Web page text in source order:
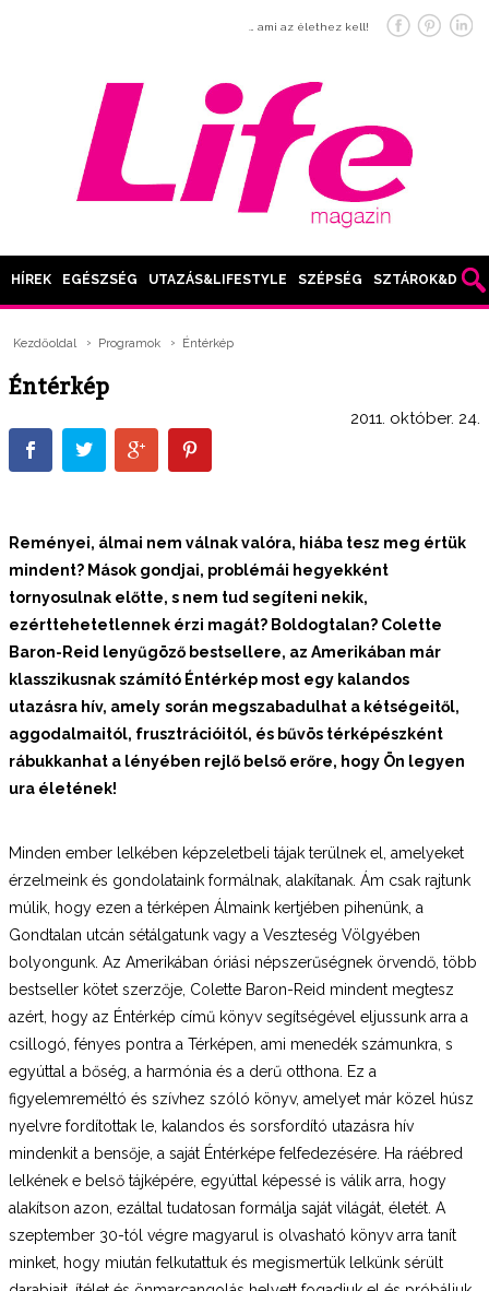
… ami az élethez kell!
HÍREK EGÉSZSÉG UTAZÁS&LIFESTYLE SZÉPSÉG SZTÁROK&DIVAT
Kezdőoldal Programok Éntérkép
Éntérkép
2011. október. 24.
Reményei, álmai nem válnak valóra, hiába tesz meg értük
mindent? Mások gondjai, problémái hegyekként
tornyosulnak előtte, s nem tud segíteni nekik,
ezérttehetetlennek érzi magát? Boldogtalan? Colette
Baron-Reid lenyűgöző bestsellere, az Amerikában már
klasszikusnak számító Éntérkép most egy kalandos
utazásra hív, amely során megszabadulhat a kétségeitől,
aggodalmaitól, frusztrációitól, és bűvös térképészként
rábukkanhat a lényében rejlő belső erőre, hogy Ön legyen
ura életének!
Minden ember lelkében képzeletbeli tájak terülnek el, amelyeket
érzelmeink és gondolataink formálnak, alakítanak. Ám csak rajtunk
múlik, hogy ezen a térképen Álmaink kertjében pihenünk, a
Gondtalan utcán sétálgatunk vagy a Veszteség Völgyében
bolyongunk. Az Amerikában óriási népszerűségnek örvendő, több
bestseller kötet szerzője, Colette Baron-Reid mindent megtesz
azért, hogy az Éntérkép című könyv segítségével eljussunk arra a
csillogó, fényes pontra a Térképen, ami menedék számunkra, s
egyúttal a bőség, a harmónia és a derű otthona. Ez a
figyelemreméltó és szívhez szóló könyv, amelyet már közel húsz
nyelvre fordítottak le, kalandos és sorsfordító utazásra hív
mindenkit a bensője, a saját Éntérképe felfedezésére. Ha ráébred
lelkének e belső tájképére, egyúttal képessé is válik arra, hogy
alakítson azon, ezáltal tudatosan formálja saját világát, életét. A
szeptember 30-tól végre magyarul is olvasható könyv arra tanít
minket, hogy miután felkutattuk és megismertük lelkünk sérült